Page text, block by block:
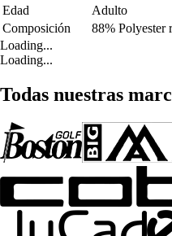
Edad
Adulto
Composición
88% Polyester
Loading...
Loading...
Todas nuestras